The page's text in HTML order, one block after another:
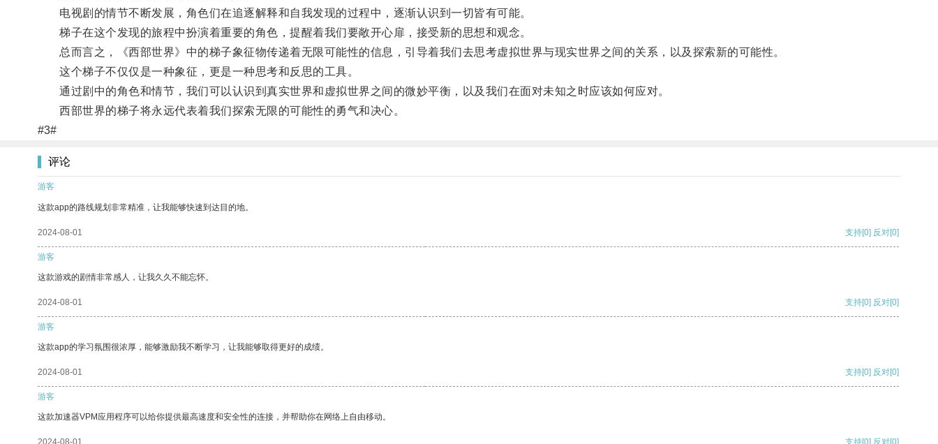
电视剧的情节不断发展，角色们在追逐解释和自我发现的过程中，逐渐认识到一切皆有可能。
梯子在这个发现的旅程中扮演着重要的角色，提醒着我们要敞开心扉，接受新的思想和观念。
总而言之，《西部世界》中的梯子象征物传递着无限可能性的信息，引导着我们去思考虚拟世界与现实世界之间的关系，以及探索新的可能性。
这个梯子不仅仅是一种象征，更是一种思考和反思的工具。
通过剧中的角色和情节，我们可以认识到真实世界和虚拟世界之间的微妙平衡，以及我们在面对未知之时应该如何应对。
西部世界的梯子将永远代表着我们探索无限的可能性的勇气和决心。
#3#
评论
游客
这款app的路线规划非常精准，让我能够快速到达目的地。
2024-08-01 支持[0] 反对[0]
游客
这款游戏的剧情非常感人，让我久久不能忘怀。
2024-08-01 支持[0] 反对[0]
游客
这款app的学习氛围很浓厚，能够激励我不断学习，让我能够取得更好的成绩。
2024-08-01 支持[0] 反对[0]
游客
这款加速器VPM应用程序可以给你提供最高速度和安全性的连接，并帮助你在网络上自由移动。
2024-08-01 支持[0] 反对[0]